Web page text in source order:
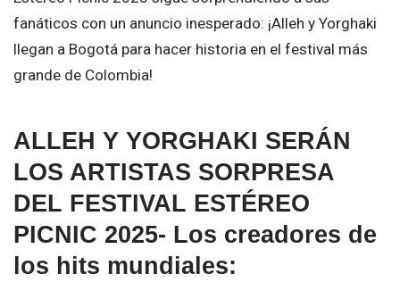
fanáticos con un anuncio inesperado: ¡Alleh y Yorghaki
llegan a Bogotá para hacer historia en el festival más
grande de Colombia!
ALLEH Y YORGHAKI SERÁN
LOS ARTISTAS SORPRESA
DEL FESTIVAL ESTÉREO
PICNIC 2025- Los creadores de
los hits mundiales: